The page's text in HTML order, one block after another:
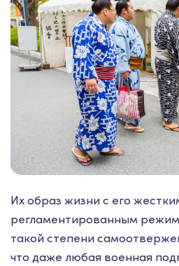
Их образ жизни с его
регламентированным
такой степени
что даже любая военная